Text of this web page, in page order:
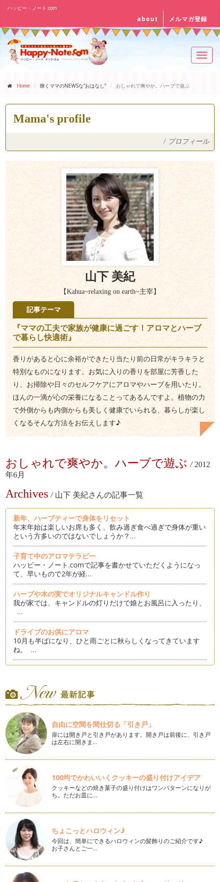
ハッピー・ノート.com
about メルマガ登録
Home 輝くママのNEWSな“おはなし” おしゃれで爽やか。ハーブで遊ぶ
Mama's profile
/ プロフィール
山下 美紀
【Kahua~relaxing on earth~主宰】
記事テーマ
『ママの工夫で家族が健康に過ごす！アロマとハーブ
で暮らし快適術』
香りがあると心に余裕ができたり当たり前の日常がキラキラと
特別なものになります。お気に入りの香りを部屋に芳香した
り、お掃除や日々のセルフケアにアロマやハーブを用いたり。
ほんの一滴が心の栄養になることってあるんですよ。植物の力
で外側からも内側からも美しく健康でいられる、暮らしが楽し
くなるそんな方法をお伝えします♪
おしゃれで爽やか。ハーブで遊ぶ / 2012
年6月
Archives / 山下 美紀さんの記事一覧
新年、ハーブティーで身体をリセット
年末年始は楽しいお席も多く、飲み過ぎ食べ過ぎで身体が重い
という方多いのではないでしょうか？…
子育て中のアロマテラピー
ハッピー・ノート.comで記事を書かせていただくようになっ
て、早いもので2年が経…
ハーブや木の実でオリジナルキャンドル作り
我が家では、キャンドルの灯りだけで娘とお風呂に入ったり、
…
ドライブのお供にアロマ
10月も半ばになり、ひと雨ごとに秋らしくなってきています
ね。 …
なさん楽しい夏を過ごされましたでし…
アロマでエコ＆クールビズ
平年より15日、昨年と比べると19日も早く梅雨明けした関東
地方、 早くも夏到来。 猛暑が続…
季節の行事をアロマで楽しむ
我が家では、6月半ばを過ぎると、毎年ウキウキ用意するも
の。 …
メディカルハーブティーで作るゼリー
だんだん陽射しも初夏を思わせる日が増えてきましたね。 5
簡単♪日本茶とメディカルハーブのブレンドティー
新学期も始まり、そろそろ生活のリズムが戻ってきた頃でしょ
うか。 お休み中は子どもた…
ハーブのプレゼントを贈る
3月は別れの季節。 &nbs…
自由に空間を間仕切る「引き戸」
扉には開き戸と引き戸があります。開き戸は前後に、引き戸
は左右に開きま…
100均でかわいいくクッキーの盛り付けアイデア
クッキーなどの焼き菓子の盛り付けはワンパターンになりが
ち。ただお皿に…
ちょこっとハロウィン♪
今回は、簡単にできるハロウィンの髪飾りのご紹介です♪
お子さんとご一…